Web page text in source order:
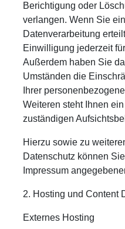
Berichtigung oder
verlangen. Wenn Sie
Datenverarbeitung
Einwilligung jederzeit
Außerdem haben Sie
Umständen die
Ihrer
Weiteren steht Ihnen
zuständigen
Hierzu sowie zu
Datenschutz können
Impressum
2. Hosting und Content
Externes Hosting